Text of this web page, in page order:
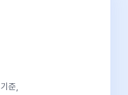
준,